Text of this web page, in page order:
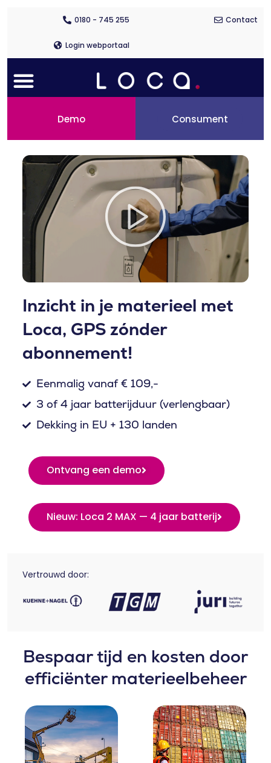
0180 - 745 255 Contact
Login webportaal
Menu
Demo Consument
V
d
e
s
p
e
l
Inzicht in je materieel met
Loca, GPS zónder
abonnement!
Eenmalig vanaf € 109,-
3 of 4 jaar batterijduur (verlengbaar)
Dekking in EU + 130 landen
Ontvang een demo
Nieuw: Loca 2 MAX — 4 jaar batterij
Vertrouwd door:
Bespaar tijd en kosten door
efficiënter materieelbeheer